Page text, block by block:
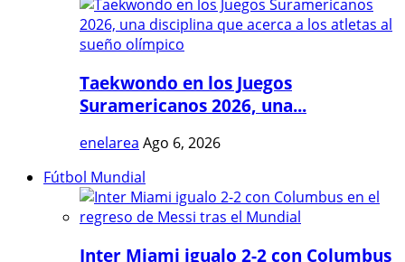
Taekwondo en los Juegos
Suramericanos 2026, una...
enelarea Ago 6, 2026
Fútbol Mundial
Inter Miami igualo 2-2 con Columbus